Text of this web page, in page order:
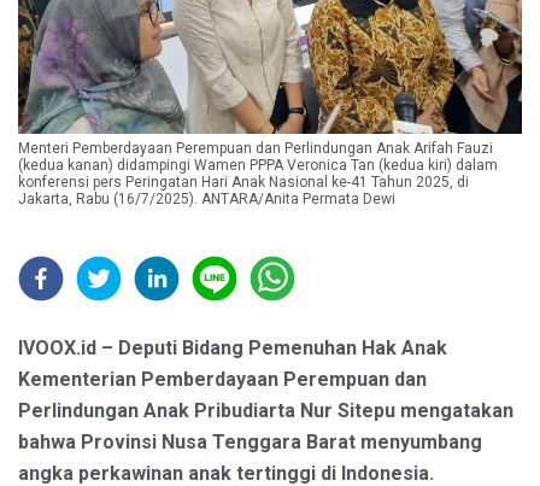
Menteri Pemberdayaan Perempuan dan Perlindungan Anak Arifah Fauzi
(kedua kanan) didampingi Wamen PPPA Veronica Tan (kedua kiri) dalam
konferensi pers Peringatan Hari Anak Nasional ke-41 Tahun 2025, di
Jakarta, Rabu (16/7/2025). ANTARA/Anita Permata Dewi
IVOOX.id – Deputi Bidang Pemenuhan Hak Anak
Kementerian Pemberdayaan Perempuan dan
Perlindungan Anak Pribudiarta Nur Sitepu mengatakan
bahwa Provinsi Nusa Tenggara Barat menyumbang
angka perkawinan anak tertinggi di Indonesia.